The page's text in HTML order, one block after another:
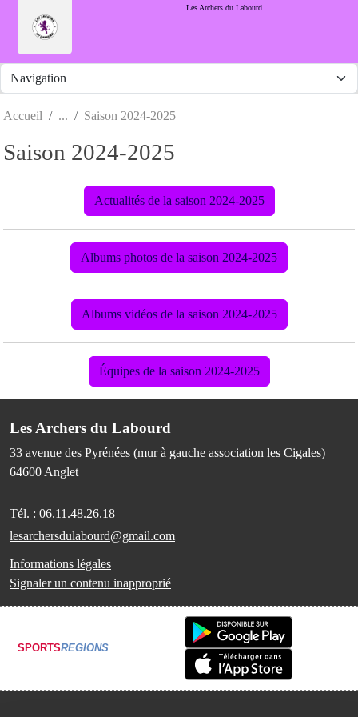
Les Archers du Labourd
Accueil Saison 2024-2025
Saison 2024-2025
Actualités de la saison 2024-2025
Albums photos de la saison 2024-2025
Albums vidéos de la saison 2024-2025
Équipes de la saison 2024-2025
Les Archers du Labourd
33 avenue des Pyrénées (mur à gauche association les Cigales)
64600 Anglet
Tél. : 06.11.48.26.18
lesarchersdulabourd@gmail.com
Informations légales
Signaler un contenu inapproprié
SPORTSREGIONS